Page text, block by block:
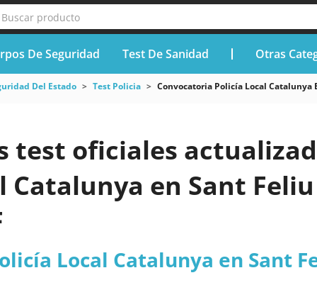
Buscar producto
De Seguridad Test De Sanidad Otras
Del Estado Test Policia Convocatoria Policía Local Catalunya
test oficiales
Catalunya en Sant
Local Catalunya en Sant